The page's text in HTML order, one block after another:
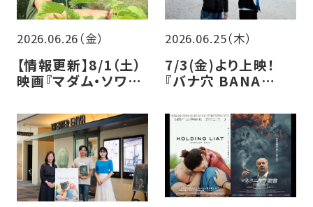
2026.06.26（金）
【情報更新】8/1（土）
映画『マダム・ソワ・
ベント開催決定！
2026.06.25（木）
7/3(金)より上映！
『バナ穴 BANA
ント配布決定